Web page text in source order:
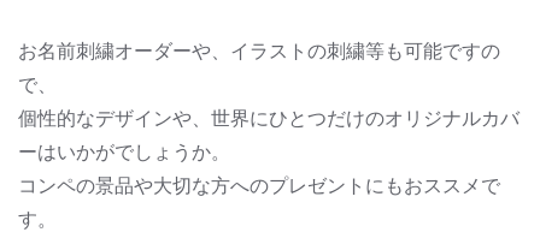
お名前刺繍オーダーや、イラストの刺繍等も可能ですの
で、
個性的なデザインや、世界にひとつだけのオリジナルカバ
ーはいかがでしょうか。
コンペの景品や大切な方へのプレゼントにもおススメで
す。